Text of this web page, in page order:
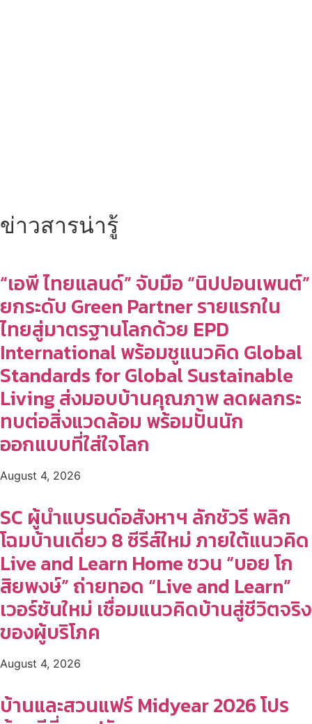
ข่าวสารน่ารู้
“เอพี ไทยแลนด์” จับมือ “นิปปอนเพนต์”
ยกระดับ Green Partner รายแรกใน
ไทยสู่มาตรฐานโลกด้วย EPD
International พร้อมชูแนวคิด Global
Standards for Global Sustainable
Living ส่งมอบบ้านคุณภาพ ลดผลกระ
ทบต่อสิ่งแวดล้อม พร้อมปั้นนัก
ออกแบบที่ใส่ใจโลก
August 4, 2026
SC ผู้นำแบรนด์อสังหาฯ ลักชัวรี พลิก
โฉมบ้านเดี่ยว 8 ซีรีส์ใหม่ ภายใต้แนวคิด
Live and Learn Home ชวน “บอย โก
สิยพงษ์” ถ่ายทอด “Live and Learn”
เวอร์ชันใหม่ เชื่อมแนวคิดบ้านสู่ชีวิตจริง
ของผู้บริโภค
August 4, 2026
บ้านและสวนแฟร์ Midyear 2026 โปร